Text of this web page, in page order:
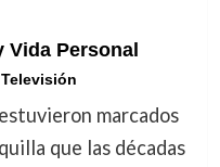
Vida Personal
marcados
que las décadas